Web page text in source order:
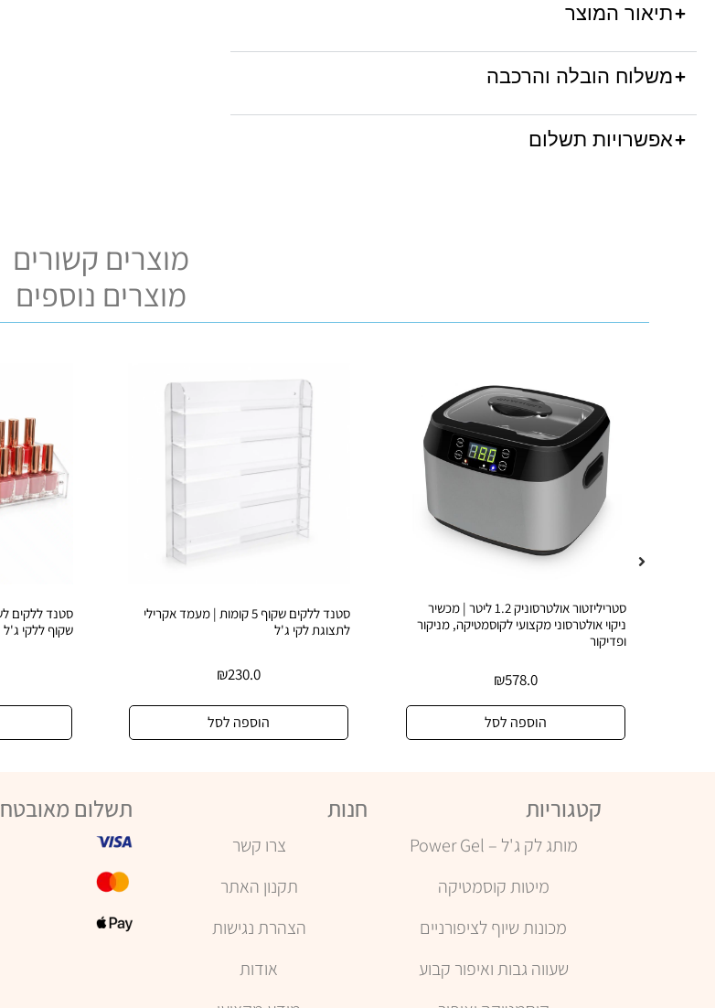
תיאור המוצר
משלוח הובלה והרכבה
אפשרויות תשלום
מוצרים קשורים
מוצרים נוספים
סטריליזטור אולטרסוניק 1.2 ליטר | מכשיר
ניקוי אולטרסוני מקצועי לקוסמטיקה, מניקור
ופדיקור
₪578.0
הוספה לסל
סטנד ללקים שקוף 5 קומות | מעמד אקרילי
לתצוגת לקי ג'ל
₪230.0
הוספה לסל
שקוף ללקי ג'ל
קטגוריות
מותג לק ג'ל – Power Gel
מיטות קוסמטיקה
מכונות שיוף לציפורניים
שעווה גבות ואיפור קבוע
חנות
צרו קשר
תקנון האתר
הצהרת נגישות
אודות
תשלום מאובטח